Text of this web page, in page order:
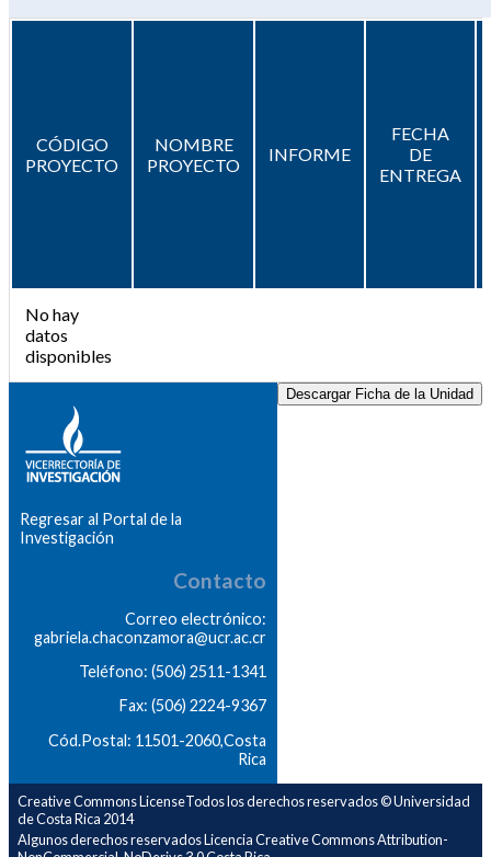
CÓDIGO
PROYECTO
NOMBRE
PROYECTO
INFORME
FECHA
DE
ENTREGA
No hay
datos
disponibles
Descargar Ficha de la Unidad
Regresar al Portal de la
Investigación
Contacto
Correo electrónico:
gabriela.chaconzamora@ucr.ac.cr
Teléfono: (506) 2511-1341
Fax: (506) 2224-9367
Cód.Postal: 11501-2060,Costa
Rica
Creative Commons LicenseTodos los derechos reservados © Universidad
de Costa Rica 2014
Algunos derechos reservados Licencia Creative Commons Attribution-